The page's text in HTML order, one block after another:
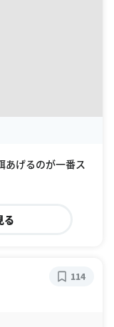
あげるのが一番ス
る
114